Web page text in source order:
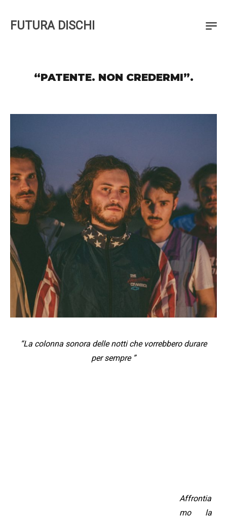
FUTURA DISCHI
“PATENTE. NON CREDERMI”.
“La colonna sonora delle notti che vorrebbero durare
per sempre ”
Affrontia
mo la